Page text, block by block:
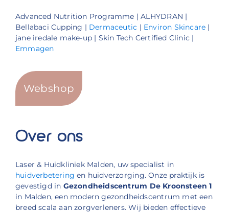
Advanced Nutrition Programme | ALHYDRAN |
Bellabaci Cupping | Dermaceutic | Environ Skincare |
jane iredale make-up | Skin Tech Certified Clinic |
Emmagen
Webshop
Over ons
Laser & Huidkliniek Malden, uw specialist in
huidverbetering en huidverzorging. Onze praktijk is
gevestigd in Gezondheidscentrum De Kroonsteen 1
in Malden, een modern gezondheidscentrum met een
breed scala aan zorgverleners. Wij bieden effectieve